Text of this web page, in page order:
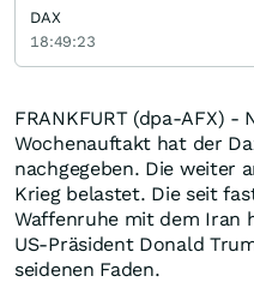
FRANKFURT (dpa-AFX) -
Wochenauftakt hat der
nachgegeben. Die weiter
Krieg belastet. Die seit
Waffenruhe mit dem Iran
US-Präsident Donald
seidenen Faden.
DAX
18:49:23